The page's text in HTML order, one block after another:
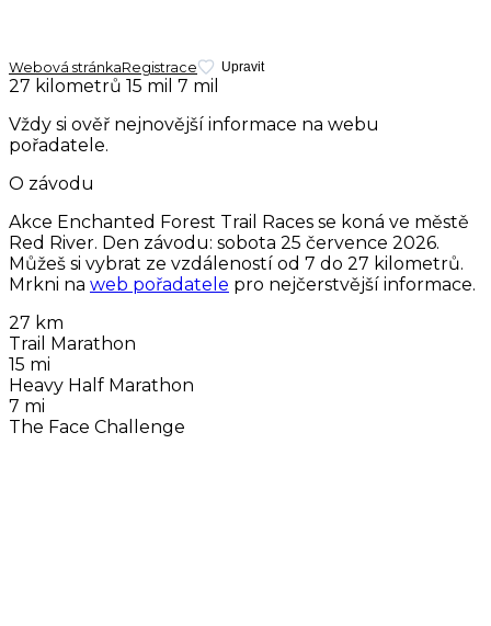
Webová stránkaRegistrace Upravit
27 kilometrů 15 mil 7 mil
Vždy si ověř nejnovější informace na webu
pořadatele.
O závodu
Akce Enchanted Forest Trail Races se koná ve městě
Red River. Den závodu: sobota 25 července 2026.
Můžeš si vybrat ze vzdáleností od 7 do 27 kilometrů.
Mrkni na web pořadatele pro nejčerstvější informace.
27 km
Trail Marathon
15 mi
Heavy Half Marathon
7 mi
The Face Challenge